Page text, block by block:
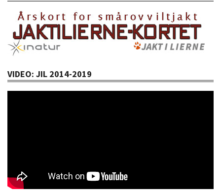
VIDEO: JIL 2014-2019